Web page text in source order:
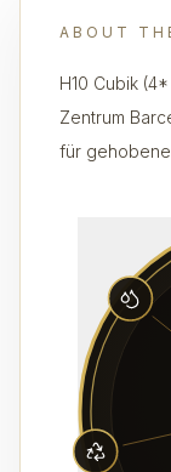
ABOUT
H10 Cubik
Zentrum
für